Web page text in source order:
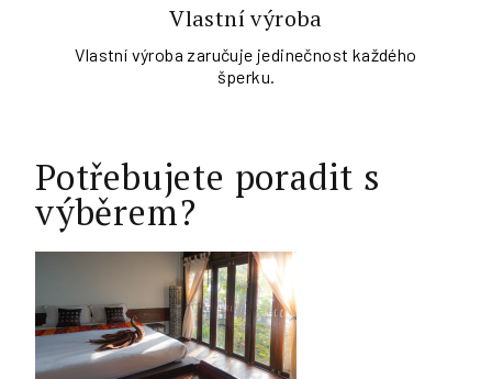
Vlastní výroba
Vlastní výroba zaručuje jedinečnost každého
šperku.
Potřebujete poradit s
výběrem?